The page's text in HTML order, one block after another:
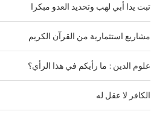
تبت يدا أبي لهب وتحديد العدو مبكرا
مشاريع استثمارية من القرآن الكريم
علوم الدين : ما رأيكم في هذا الرأي؟
الكافر لا عقل له